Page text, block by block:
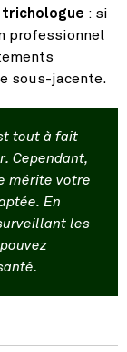
trichologue : si
professionnel
sous-jacente.
tout à fait
Cependant,
mérite votre
En
les